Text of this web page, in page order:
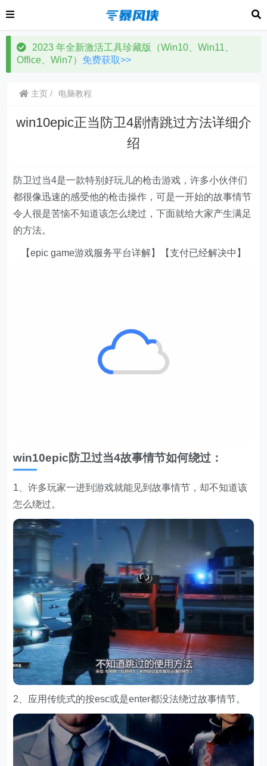
2023 年全新激活工具珍藏版（Win10、Win11、
Office、Win7） 免费获取>>
主页 电脑教程
win10epic正当防卫4剧情跳过方法详细介
绍
防卫过当4是一款特别好玩儿的枪击游戏，许多小伙伴们
都很像迅速的感受他的枪击操作，可是一开始的故事情节
令人很是苦恼不知道该怎么绕过，下面就给大家产生满足
的方法。
【epic game游戏服务平台详解】【支付已经解决中】
win10epic防卫过当4故事情节如何绕过：
1、许多玩家一进到游戏就能见到故事情节，却不知道该
怎么绕过。
2、应用传统式的按esc或是enter都没法绕过故事情节。